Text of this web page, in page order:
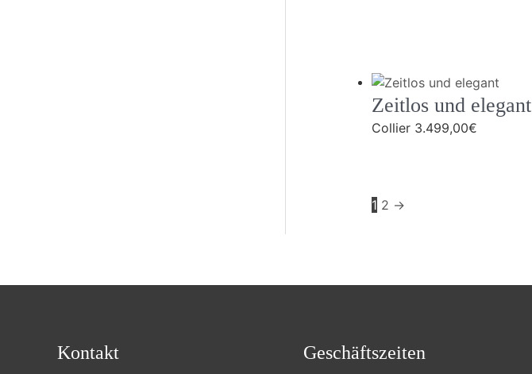
Zeitlos und elegant
Collier 3.499,00€
1 2 →
Kontakt Geschäftszeiten